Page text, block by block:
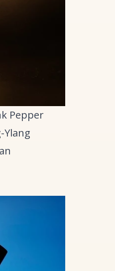
Pepper
Ylang